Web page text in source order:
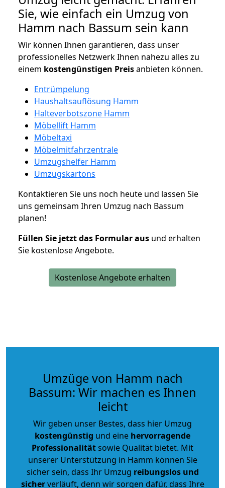
Sie, wie einfach ein Umzug von
Hamm nach Bassum sein kann
Wir können Ihnen garantieren, dass unser
professionelles Netzwerk Ihnen nahezu alles zu
einem kostengünstigen Preisanbieten können.
Entrümpelung
Haushaltsauflösung Hamm
Halteverbotszone Hamm
Möbellift Hamm
Möbeltaxi
Möbelmitfahrzentrale
Umzugshelfer Hamm
Umzugskartons
Kontaktieren Sie uns noch heute und lassen Sie
uns gemeinsam Ihren Umzug nach Bassum
planen!
Füllen Sie jetzt das Formular aus und erhalten
Sie kostenlose Angebote.
Kostenlose Angebote erhalten
Umzüge von Hamm nach
Bassum: Wir machen es Ihnen
leicht
Wir geben unser Bestes, dass hier Umzug
kostengünstig und eine hervorragende
Professionalitätsowie Qualität bietet. Mit
unserer Unterstützung in Hamm können Sie
sicher sein, dass Ihr Umzug reibungslos und
sicherverläuft, denn wir sorgen dafür, dass Ihre